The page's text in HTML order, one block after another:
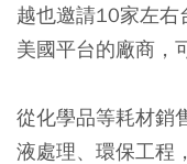
越也邀請10家左
美國平台的廠商，
從化學品等耗材銷
液處理、環保工程